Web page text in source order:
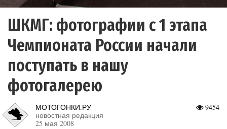
ШКМГ: фотографии с 1 этапа
Чемпионата России начали
поступать в нашу
фотогалерею
9454
МОТОГОНКИ.РУ
новостная редакция
25 мая 2008